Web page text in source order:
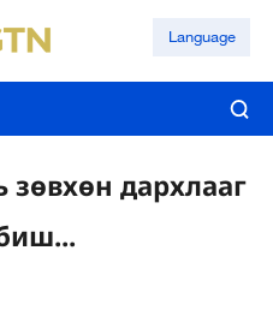
Language
дархлааг